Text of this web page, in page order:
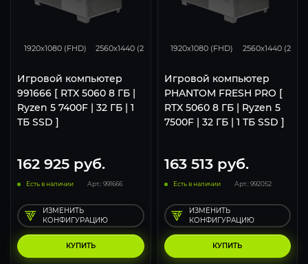
1920x1080 (FHD) 2560x1440 (2K) 3840x2160 (4K)
Игровой компьютер
991666 [ RTX 5060 8 ГБ |
Ryzen 5 7400F | 32 ГБ | 1
ТБ SSD ]
162 925 руб.
Есть в наличии Арт.: 991666
КУПИТЬ
ИЗМЕНИТЬ
КОНФИГУРАЦИЮ
1920x1080 (FHD) 2560x1440 (2K)
Игровой компьютер
PHANTOM FRESH PRO [
RTX 5060 8 ГБ | Ryzen 5
7500F | 32 ГБ | 1 ТБ SSD ]
163 513руб.
Есть в наличии Арт.: 992052
КУПИТЬ
ИЗМЕНИТЬ
КОНФИГУРАЦИЮ